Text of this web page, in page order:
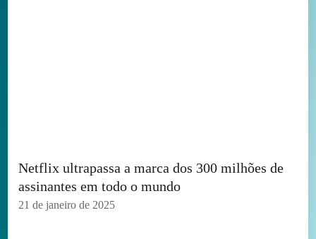
Netflix ultrapassa a marca dos 300 milhões de
assinantes em todo o mundo
21 de janeiro de 2025